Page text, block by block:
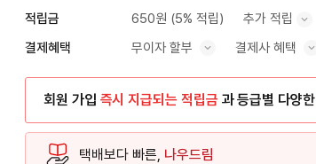
적립금 650원 (5% 적립) 추가 적립
결제혜택 무이자 할부 결제사 혜택
회원 가입 즉시 지급되는 적립금 과 등급별 다양한
택배보다 빠른, 나우드림